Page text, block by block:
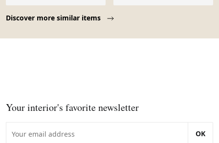
Discover more similar items
Your interior's favorite newsletter
OK